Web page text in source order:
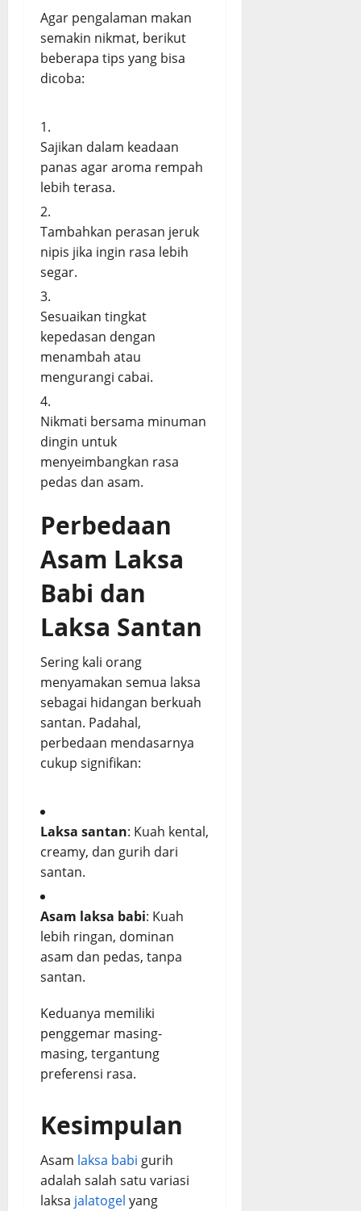
Agar pengalaman makan
semakin nikmat, berikut
beberapa tips yang bisa
dicoba:
Sajikan dalam keadaan
panas agar aroma rempah
lebih terasa.
Tambahkan perasan jeruk
nipis jika ingin rasa lebih
segar.
Sesuaikan tingkat
kepedasan dengan
menambah atau
mengurangi cabai.
Nikmati bersama minuman
dingin untuk
menyeimbangkan rasa
pedas dan asam.
Perbedaan
Asam Laksa
Babi dan
Laksa Santan
Sering kali orang
menyamakan semua laksa
sebagai hidangan berkuah
santan. Padahal,
perbedaan mendasarnya
cukup signifikan:
Laksa santan: Kuah kental,
creamy, dan gurih dari
santan.
Asam laksa babi: Kuah
lebih ringan, dominan
asam dan pedas, tanpa
santan.
Keduanya memiliki
penggemar masing-
masing, tergantung
preferensi rasa.
Kesimpulan
Asam laksa babi gurih
adalah salah satu variasi
laksa jalatogel yang